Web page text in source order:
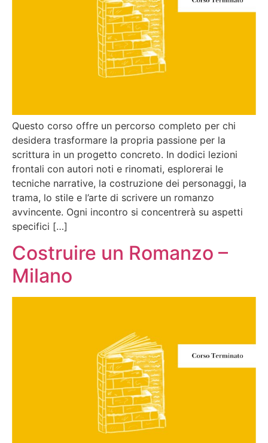
Questo corso offre un percorso completo per chi
desidera trasformare la propria passione per la
scrittura in un progetto concreto. In dodici lezioni
frontali con autori noti e rinomati, esplorerai le
tecniche narrative, la costruzione dei personaggi, la
trama, lo stile e l’arte di scrivere un romanzo
avvincente. Ogni incontro si concentrerà su aspetti
specifici […]
Costruire un Romanzo –
Milano